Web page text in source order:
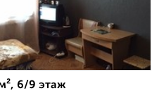
6/9 этаж